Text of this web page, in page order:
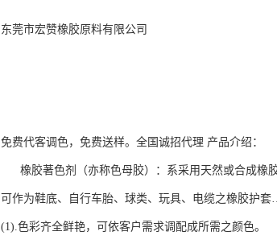
东莞市宏赞橡胶原料有限公司
免费代客调色，免费送样。全国诚招代理 产品介绍：
橡胶著色剂（亦称色母胶）：系采用天然或合成橡
可作为鞋底、自行车胎、球类、玩具、电缆之橡胶护
(1).色彩齐全鲜艳，可依客户需求调配成所需之颜色。